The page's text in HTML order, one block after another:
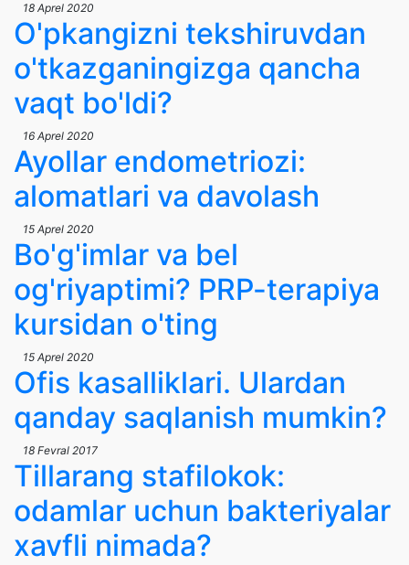
18 Aprel 2020
O'pkangizni tekshiruvdan
o'tkazganingizga qancha
vaqt bo'ldi?
16 Aprel 2020
Ayollar endometriozi:
alomatlari va davolash
15 Aprel 2020
Bo'g'imlar va bel
og'riyaptimi? PRP-terapiya
kursidan o'ting
15 Aprel 2020
Ofis kasalliklari. Ulardan
qanday saqlanish mumkin?
18 Fevral 2017
Tillarang stafilokok:
odamlar uchun bakteriyalar
xavfli nimada?